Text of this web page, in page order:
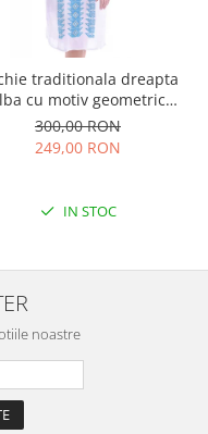
traditionala dreapta
cu motiv geometric
albastru Tania
300,00 RON
249,00 RON
IN STOC
noastre